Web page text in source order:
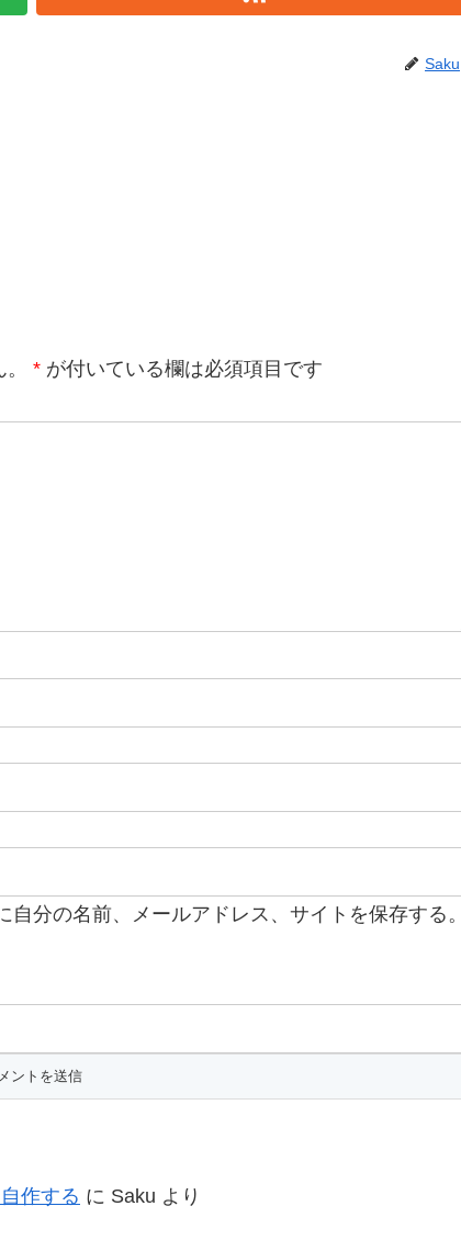
Saku
* が付いている欄は必須項目です
分の名前、メールアドレス、サイトを保存する。
作する に Saku より